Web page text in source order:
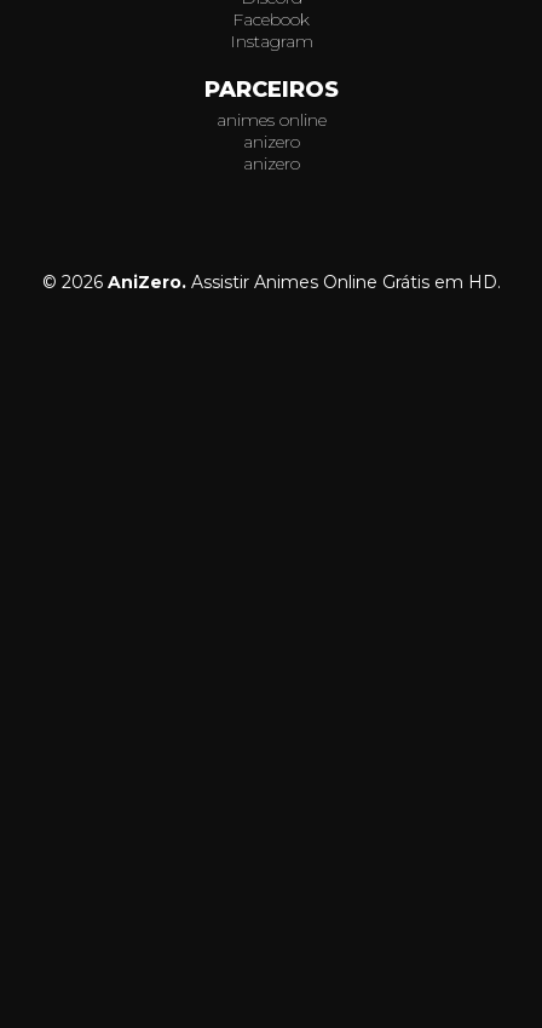
Facebook
Instagram
PARCEIROS
animes online
anizero
anizero
© 2026 AniZero.Assistir Animes Online Grátis em HD.